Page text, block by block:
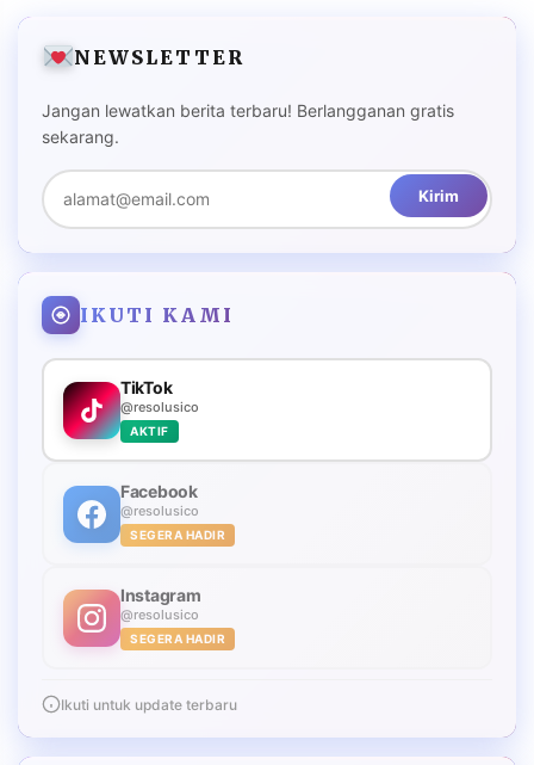
NEWSLETTER
Jangan lewatkan berita terbaru! Berlangganan gratis
sekarang.
Kirim
IKUTI KAMI
TikTok
@resolusico
AKTIF
Facebook
@resolusico
SEGERA HADIR
Instagram
@resolusico
SEGERA HADIR
Ikuti untuk update terbaru